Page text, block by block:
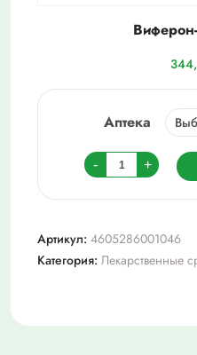
Аптека
-
Количество
товара
Виферон-1
+
Артикул: 4605286001046
Категория: Лекарственные